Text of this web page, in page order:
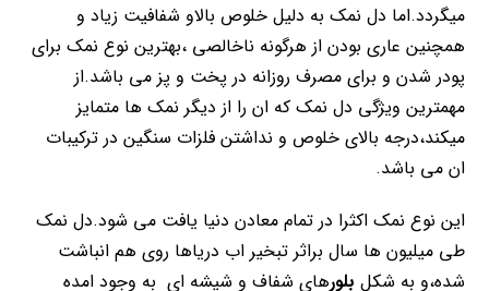
میگردد.اما دل نمک به دلیل خلوص بالاو شفافیت زیاد و
همچنین عاری بودن از هرگونه ناخالصی ،بهترین نوع نمک برای
پودر شدن و برای مصرف روزانه در پخت و پز می باشد.از
مهمترین ویژگی دل نمک که ان را از دیگر نمک ها متمایز
میکند،درجه بالای خلوص و نداشتن فلزات سنگین در ترکیبات
ان می باشد.
این نوع نمک اکثرا در تمام معادن دنیا یافت می شود.دل نمک
طی میلیون ها سال براثر تبخیر اب دریاها روی هم انباشت
شده،و به شکل بلورهای شفاف و شیشه ای به وجود امده